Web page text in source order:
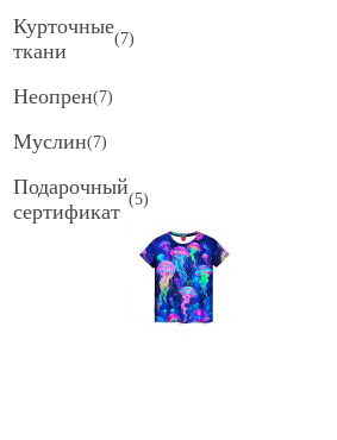
Курточные
ткани
(7)
Неопрен(7)
Муслин(7)
Подарочный
сертификат
(5)